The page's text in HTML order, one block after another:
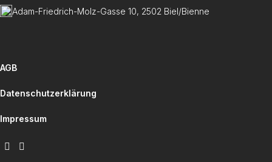
Adam-Friedrich-Molz-Gasse 10, 2502 Biel/Bienne
AGB
Datenschutzerklärung
Impressum